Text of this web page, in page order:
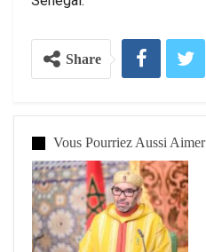
Share
Vous Pourriez Aussi Aimer